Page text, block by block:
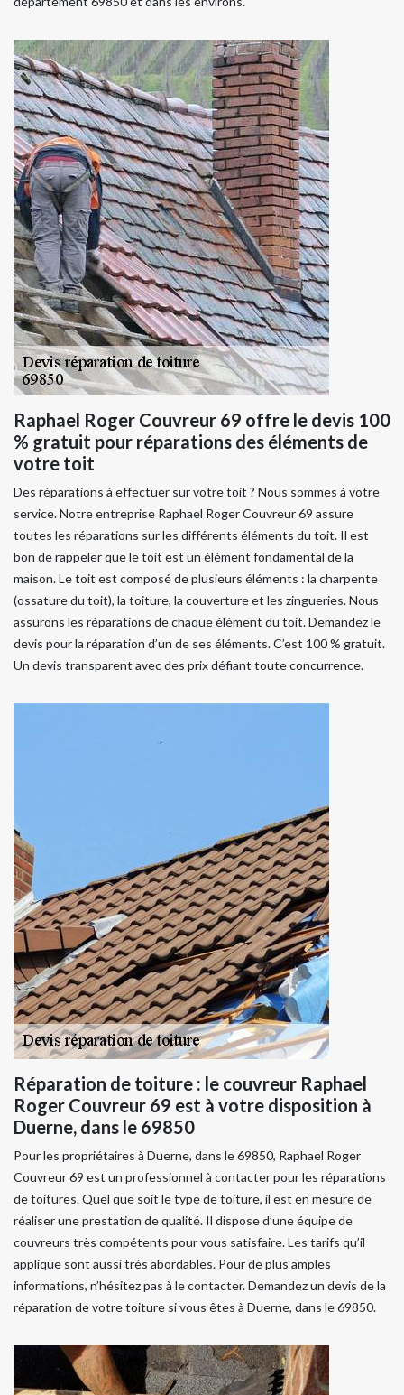
Raphael Roger Couvreur 69 offre le devis 100
% gratuit pour réparations des éléments de
votre toit
Des réparations à effectuer sur votre toit ? Nous sommes à votre
service. Notre entreprise Raphael Roger Couvreur 69 assure
toutes les réparations sur les différents éléments du toit. Il est
bon de rappeler que le toit est un élément fondamental de la
maison. Le toit est composé de plusieurs éléments : la charpente
(ossature du toit), la toiture, la couverture et les zingueries. Nous
assurons les réparations de chaque élément du toit. Demandez le
devis pour la réparation d’un de ses éléments. C’est 100 % gratuit.
Un devis transparent avec des prix défiant toute concurrence.
Réparation de toiture : le couvreur Raphael
Roger Couvreur 69 est à votre disposition à
Duerne, dans le 69850
Pour les propriétaires à Duerne, dans le 69850, Raphael Roger
Couvreur 69 est un professionnel à contacter pour les réparations
de toitures. Quel que soit le type de toiture, il est en mesure de
réaliser une prestation de qualité. Il dispose d’une équipe de
couvreurs très compétents pour vous satisfaire. Les tarifs qu’il
applique sont aussi très abordables. Pour de plus amples
informations, n’hésitez pas à le contacter. Demandez un devis de la
réparation de votre toiture si vous êtes à Duerne, dans le 69850.